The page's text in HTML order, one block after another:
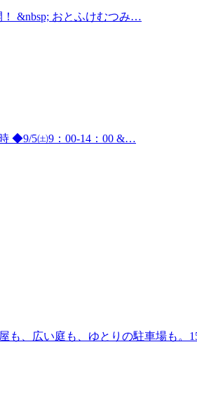
！ &nbsp; おとふけむつみ…
◆9/5㈯9：00-14：00 &…
も、広い庭も、ゆとりの駐車場も。